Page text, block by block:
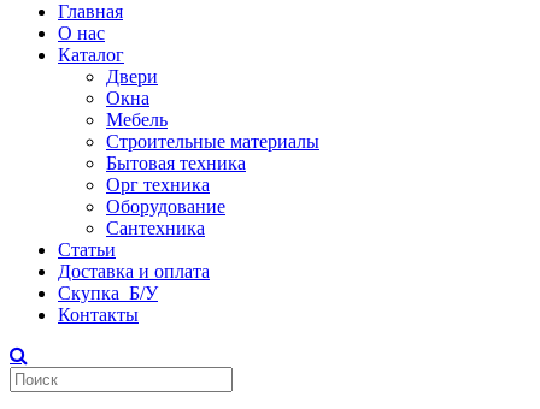
Главная
О нас
Каталог
Двери
Окна
Мебель
Строительные материалы
Бытовая техника
Орг техника
Оборудование
Сантехника
Статьи
Доставка и оплата
Скупка Б/У
Контакты